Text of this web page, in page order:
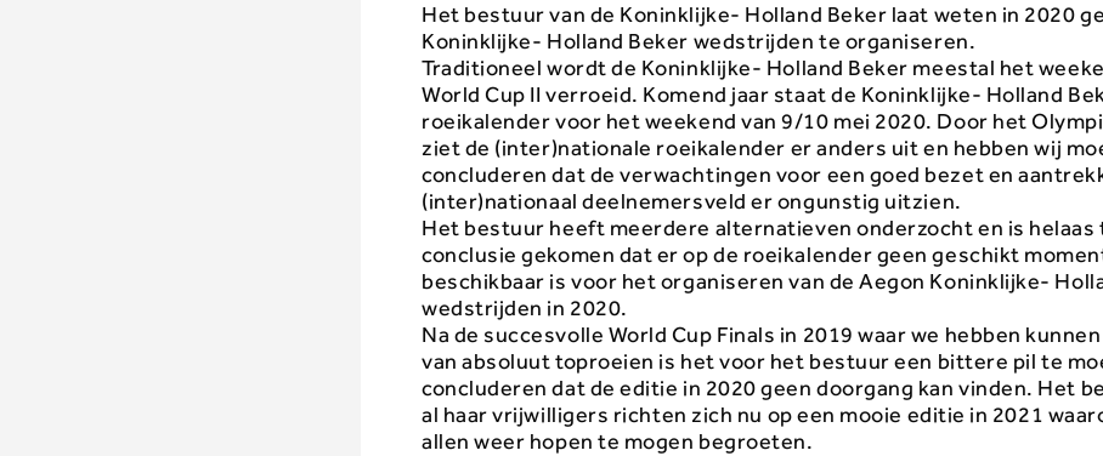
Het bestuur van de Koninklijke- Holland Beker laat weten in 2020
Koninklijke- Holland Beker wedstrijden te organiseren.
Traditioneel wordt de Koninklijke- Holland Beker meestal het
World Cup II verroeid. Komend jaar staat de Koninklijke- Holland
roeikalender voor het weekend van 9/10 mei 2020. Door het
ziet de (inter)nationale roeikalender er anders uit en hebben wij
concluderen dat de verwachtingen voor een goed bezet en aan
(inter)nationaal deelnemersveld er ongunstig uitzien.
Het bestuur heeft meerdere alternatieven onderzocht en is helaas
conclusie gekomen dat er op de roeikalender geen geschikt
beschikbaar is voor het organiseren van de Aegon Koninklijke-
wedstrijden in 2020.
Na de succesvolle World Cup Finals in 2019 waar we hebben
van absoluut toproeien is het voor het bestuur een bittere pil te
concluderen dat de editie in 2020 geen doorgang kan vinden. Het
al haar vrijwilligers richten zich nu op een mooie editie in 2021
allen weer hopen te mogen begroeten.